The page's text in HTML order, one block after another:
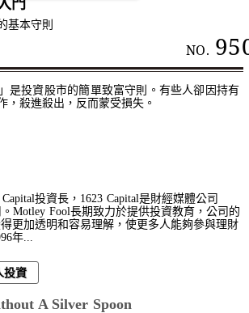
門
基本守則
NO.
是投資股市的簡單致富守則。有些人卻因持有
，殺進殺出，反而蒙受損失。
Capital投資長，1623 Capital是財經媒體公司
Motley Fool長期致力於提供投資教育，公司的
更加透明和容易理解，使更多人能夠參與理財
年...
投資
A Silver Spoon